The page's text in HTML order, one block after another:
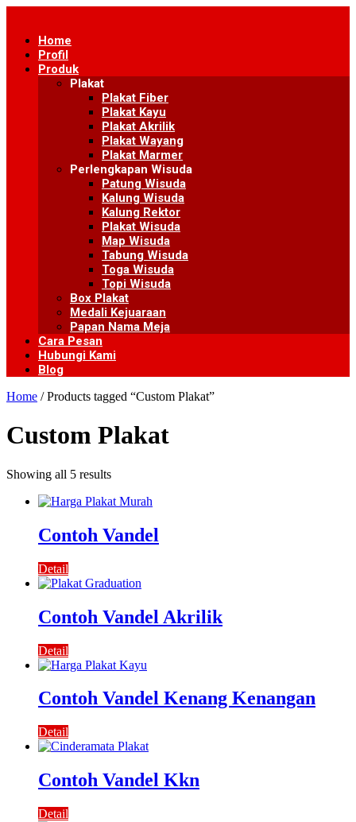
contentHome
Profil
Produk
Plakat
Plakat Fiber
Plakat Kayu
Plakat Akrilik
Plakat Wayang
Plakat Marmer
Perlengkapan Wisuda
Patung Wisuda
Kalung Wisuda
Kalung Rektor
Plakat Wisuda
Map Wisuda
Tabung Wisuda
Toga Wisuda
Topi Wisuda
Box Plakat
Medali Kejuaraan
Papan Nama Meja
Cara Pesan
Hubungi Kami
Blog
Home / Products tagged “Custom Plakat”
Custom Plakat
Showing all 5 results
Contoh Vandel
Detail
Contoh Vandel Akrilik
Detail
Contoh Vandel Kenang Kenangan
Detail
Contoh Vandel Kkn
Detail